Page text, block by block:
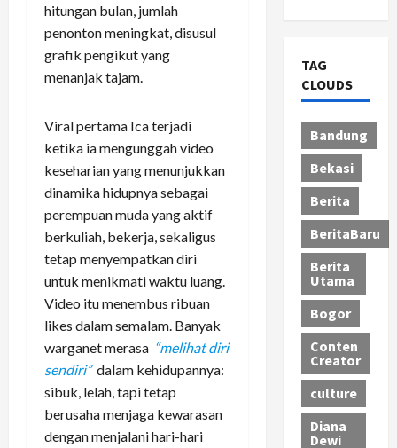
hitungan bulan, jumlah
penonton meningkat, disusul
grafik pengikut yang
menanjak tajam.
Viral pertama Ica terjadi
ketika ia mengunggah video
keseharian yang menunjukkan
dinamika hidupnya sebagai
perempuan muda yang aktif
berkuliah, bekerja, sekaligus
tetap menyempatkan diri
untuk menikmati waktu luang.
Video itu menembus ribuan
likes dalam semalam. Banyak
warganet merasa “melihat diri
sendiri” dalam kehidupannya:
sibuk, lelah, tapi tetap
berusaha menjaga kewarasan
dengan menjalani hari-hari
TAG
CLOUDS
Bandung
Bekasi
Berita
BeritaBaru
Berita
Utama
Bogor
Conten
Creator
culture
Diana
Dewi